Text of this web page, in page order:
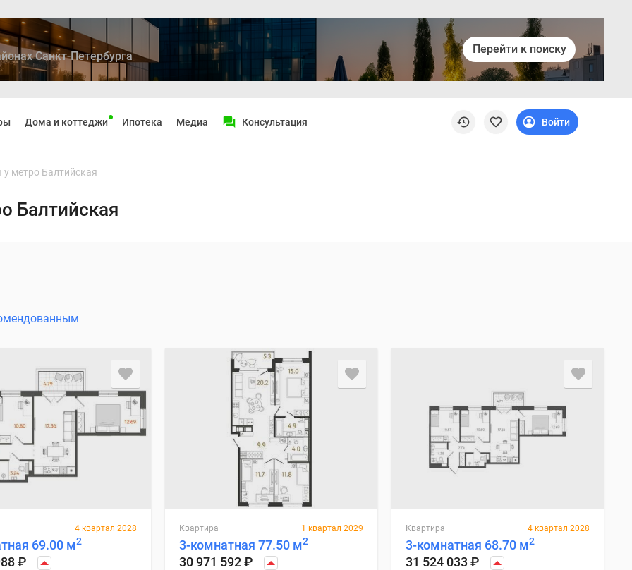
Санкт-Петербурга
Перейти к поиску
Дома и коттеджи Ипотека Медиа Консультация Войти
метро Балтийская
Балтийская
4 квартал 2028
69.00 м2
₽
Квартира 1 квартал 2029
3-комнатная 77.50 м2
30 971 592₽
Квартира 4 квартал 2028
3-комнатная 68.70 м2
31 524 033₽